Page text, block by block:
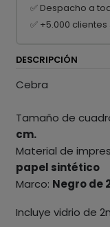
✅ Despacho a
✅ +5.000
DESCRIPCIÓN
Cebra
Tamaño de
cm.
Material de
papel sintético
Marco: Negro de
Incluye vidrio de